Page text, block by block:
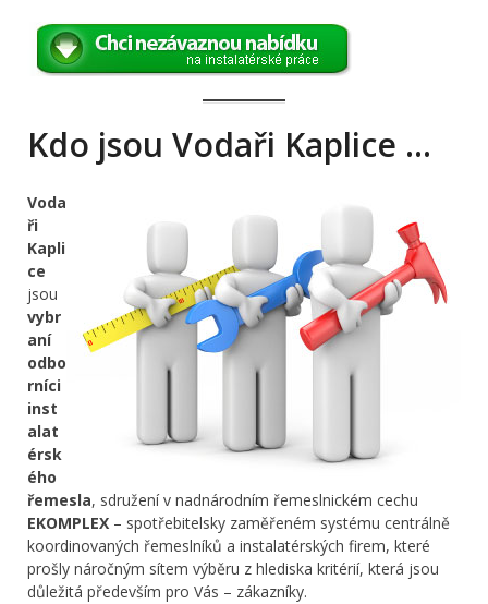
Kdo jsou Vodaři Kaplice …
Voda
ři
Kapli
ce
jsou
vybr
aní
odbo
rníci
inst
alat
érsk
ého
řemesla, sdružení v nadnárodním řemeslnickém cechu
EKOMPLEX – spotřebitelsky zaměřeném systému centrálně
koordinovaných řemeslníků a instalatérských firem, které
prošly náročným sítem výběru z hlediska kritérií, která jsou
důležitá především pro Vás – zákazníky.